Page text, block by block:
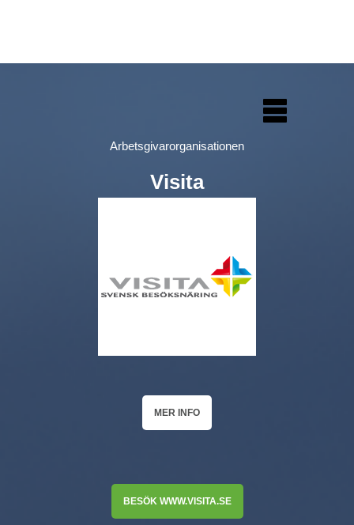
Arbetsgivarorganisationen
Visita
MER INFO
BESÖK WWW.VISITA.SE